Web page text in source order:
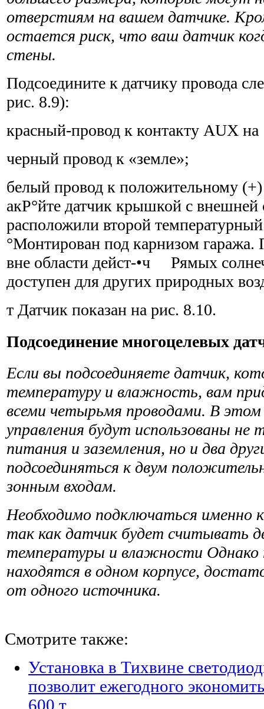
отверстиям на вашем датчике.
остается риск, что ваш датчик
стены.
Подсоедините к датчику провода
рис. 8.9):
красный-провод к контакту AUX на
черный провод к «земле»;
белый провод к положительному
акР°йте датчик крышкой с
расположили второй
°Монтирован под карнизом гаража.
вне области дейст-•ч Рямых
доступен для других природных
т Датчик показан на рис. 8.10.
Подсоединение многоцелевых
Если вы подсоединяете датчик,
температуру и влажность, вам
всеми четырьмя прово­дами. В этом
управления будут использованы
питания и заземления, но и два
подсое­диняться к двум
зонным входам.
Необходимо подключаться именно
так как датчик будет считывать
температуры и влажности Однако
находятся в одном корпусе,
от одного источника.
Смотрите также:
Установка в Тихвине
позволит ежегодного
600 т